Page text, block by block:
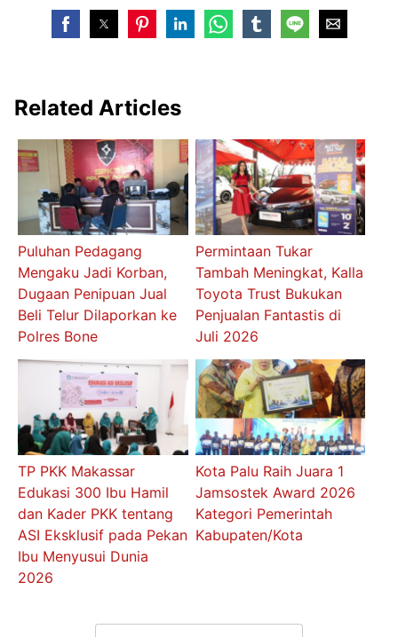
Related Articles
Puluhan Pedagang
Mengaku Jadi Korban,
Dugaan Penipuan Jual
Beli Telur Dilaporkan ke
Polres Bone
Permintaan Tukar
Tambah Meningkat, Kalla
Toyota Trust Bukukan
Penjualan Fantastis di
Juli 2026
TP PKK Makassar
Edukasi 300 Ibu Hamil
dan Kader PKK tentang
ASI Eksklusif pada Pekan
Ibu Menyusui Dunia
2026
Kota Palu Raih Juara 1
Jamsostek Award 2026
Kategori Pemerintah
Kabupaten/Kota